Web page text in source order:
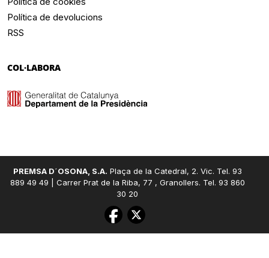
Política de devolucions
RSS
COL·LABORA
PREMSA D´OSONA, S.A. Plaça de la Catedral, 2. Vic. Tel. 93
889 49 49 | Carrer Prat de la Riba, 77 , Granollers. Tel. 93 860
30 20